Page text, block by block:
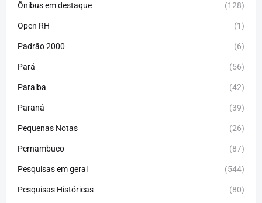
Ônibus em destaque (128)
Open RH (1)
Padrão 2000 (6)
Pará (56)
Paraíba (42)
Paraná (39)
Pequenas Notas (26)
Pernambuco (87)
Pesquisas em geral (544)
Pesquisas Históricas (80)